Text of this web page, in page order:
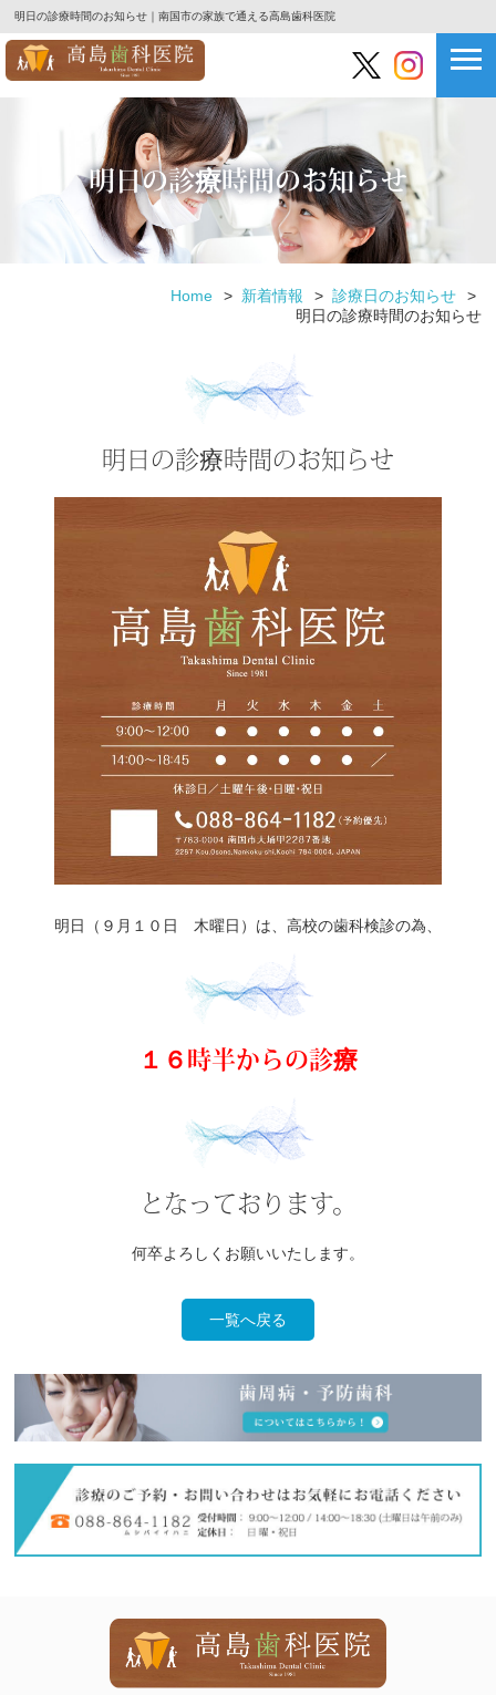
明日の診療時間のお知らせ｜南国市の家族で通える高島歯科医院
明日の診療時間のお知らせ
Home 新着情報
診療日のお知らせ
明日の診療時間のお知らせ
明日の診療時間のお知らせ
明日（９月１０日 木曜日）は、高校の歯科検診の為、
１６時半からの診療
となっております。
何卒よろしくお願いいたします。
一覧へ戻る